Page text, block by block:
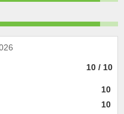
10 / 10
10
10